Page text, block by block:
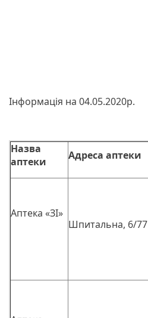
Інформація на 04.05.2020р.
Назва
аптеки Адреса аптеки
Аптека «ЗІ»
Шпитальна, 6/77